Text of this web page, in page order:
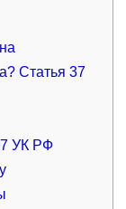
Статья 37
УК РФ